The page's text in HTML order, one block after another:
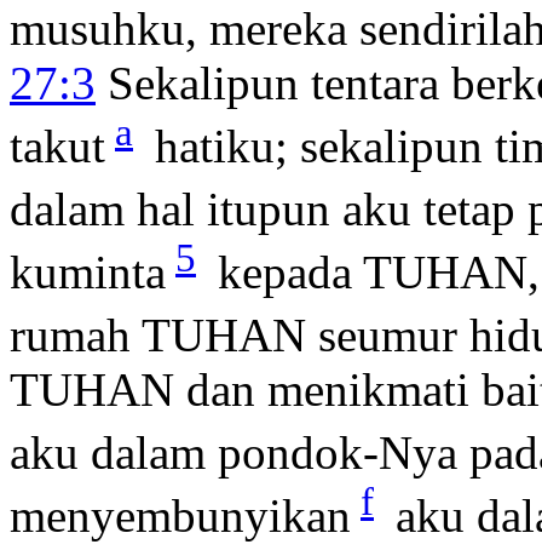
musuhku, mereka
27:3 Sekalipun tentara
takut a hatiku; sekalipun
dalam hal itupun aku tetap
kuminta 5 kepada
rumah TUHAN seumur
TUHAN dan menikmati
aku dalam pondok-Nya
menyembunyikan f aku